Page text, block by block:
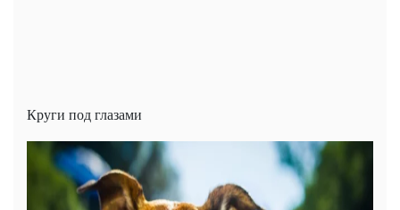
Круги под глазами